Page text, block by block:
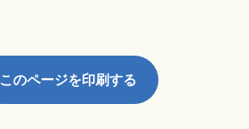
このページを印刷する